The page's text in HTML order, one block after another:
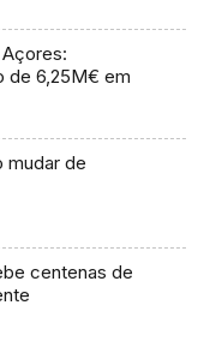
Açores:
de 6,25M€ em
mudar de
centenas de